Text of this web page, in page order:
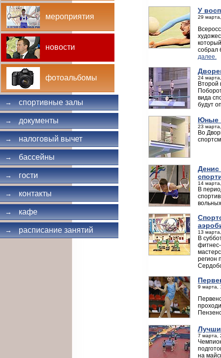
мероприятия
новости
фотоальбомы
→ спортивные залы
→ документы
→ налоговый вычет
→ бассейны
→ гости
→ контакты
→ кафе
→ расписание занятий
У
29
собрал
далее.
24
Второй
вида
будут
Юные
23
Во
Денис
14
В
13
В
регион
9 марта,
7 марта,
на